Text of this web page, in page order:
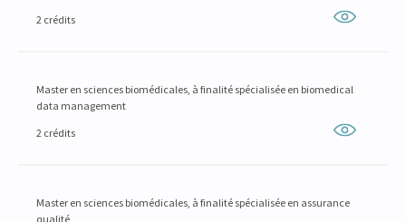
2 crédits
Master en sciences biomédicales, à finalité spécialisée en biomedical
data management
2 crédits
Master en sciences biomédicales, à finalité spécialisée en assurance
qualité